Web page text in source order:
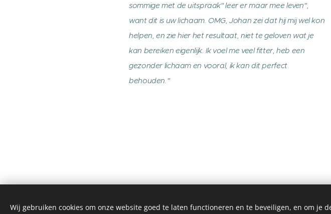
sommige met de uitspraak" leer er maar mee leven",
want dit is uw lichaam. OMG, Johan zei dat hij mij wel kon
helpen, en zie hier het resultaat, niet te geloven wat je
kan bereiken eigenlijk. Ik voel me veel fitter, heb een
gezonder lichaam en vooral, ik kan dit perfect
behouden."
Goldenpowerhub - Oude
Wij gebruiken cookies om onze website goed te laten functioneren en te beveiligen, en om je